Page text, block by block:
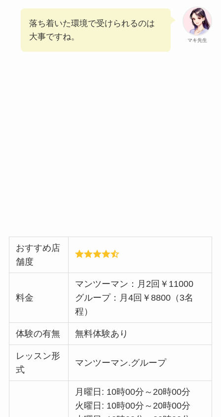
マキ先生
落ち着いた環境で受けられるのは
大事ですね。
おすすめ店
舗度
料金
マンツーマン：月2回￥11000
グループ：月4回￥8800（3名
程）
体験の有無 無料体験あり
レッスン形
式
マンツーマン.グループ
月曜日: 10時00分～20時00分
火曜日: 10時00分～20時00分